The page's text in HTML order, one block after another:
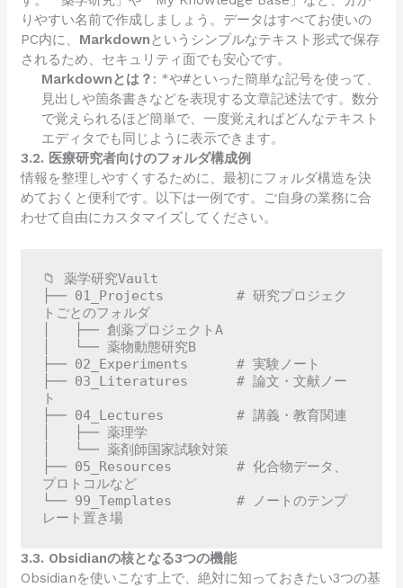
りやすい名前で作成しましょう。データはすべてお使いの
PC内に、 Markdownというシンプルなテキスト形式で保存
されるため、セキュリティ面でも安心です。
Markdownとは？ : *や#といった簡単な記号を使って、
見出しや箇条書きなどを表現する文章記述法です。数分
で覚えられるほど簡単で、一度覚えればどんなテキスト
エディタでも同じように表示できます。
3.2. 医療研究者向けのフォルダ構成例
情報を整理しやすくするために、最初にフォルダ構造を決
めておくと便利です。以下は一例です。ご自身の業務に合
わせて自由にカスタマイズしてください。
📁 薬学研究Vault
├── 01_Projects         # 研究プロジェク
トごとのフォルダ
│   ├── 創薬プロジェクトA
│   └── 薬物動態研究B
├── 02_Experiments      # 実験ノート
├── 03_Literatures      # 論文・文献ノー
ト
├── 04_Lectures         # 講義・教育関連
│   ├── 薬理学
│   └── 薬剤師国家試験対策
├── 05_Resources        # 化合物データ、
プロトコルなど
└── 99_Templates        # ノートのテンプ
3.3. Obsidianの核となる3つの機能
Obsidianを使いこなす上で、絶対に知っておきたい3つの基